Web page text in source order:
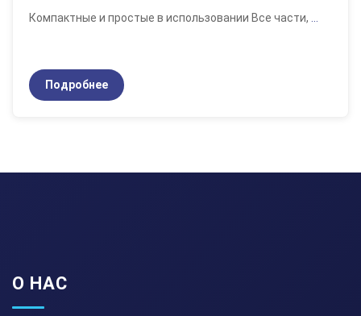
Компактные и простые в использовании Все части,
Подробнее
О НАС